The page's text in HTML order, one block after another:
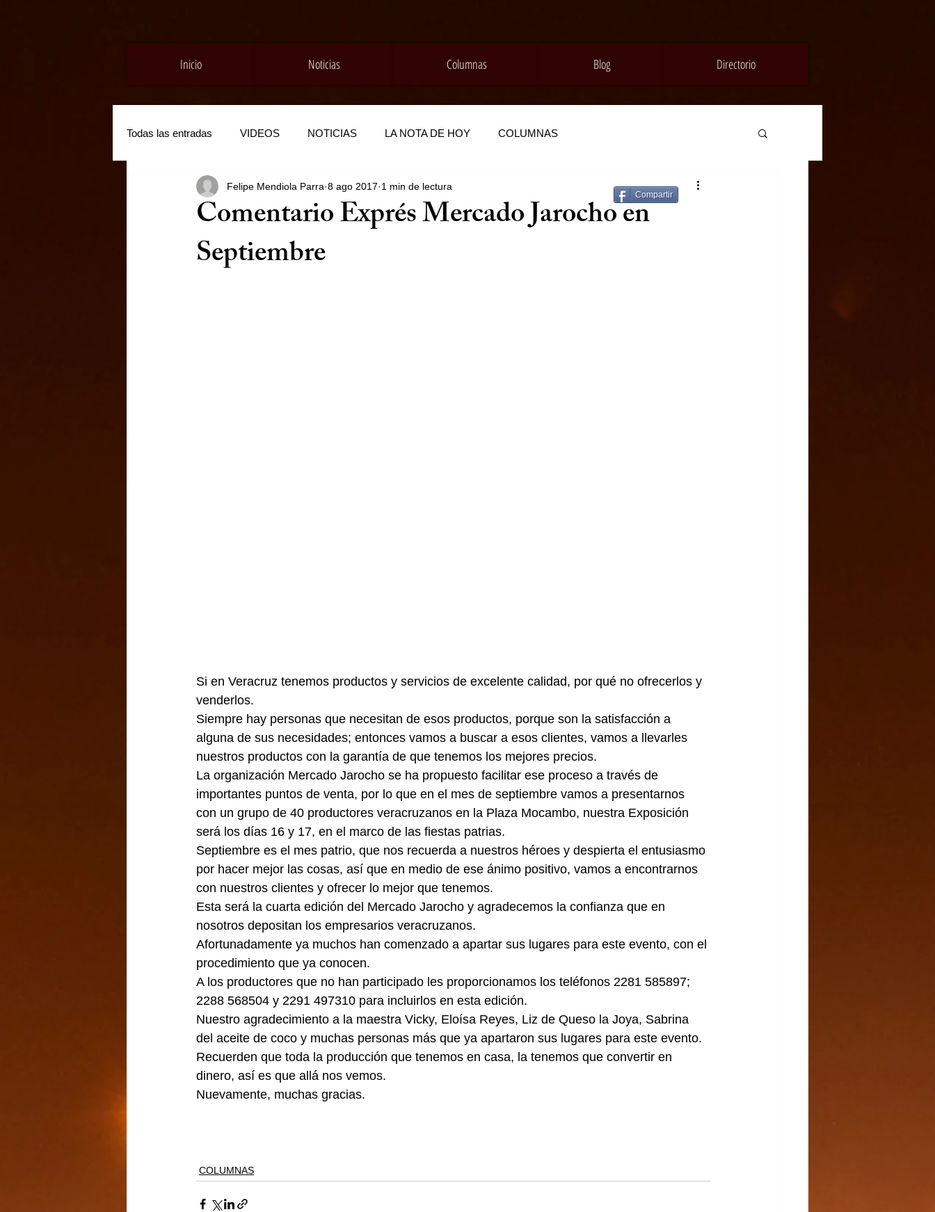
Inicio Noticias Columnas Blog Directorio
Todas las entradas VIDEOS NOTICIAS LA NOTA DE HOY COLUMNAS
Comentario Exprés Mercado Jarocho en
Septiembre
Felipe Mendiola Parra 8 ago 2017 1 min de lectura
Si en Veracruz tenemos productos y servicios de excelente calidad, por qué no ofrecerlos y
venderlos.
Siempre hay personas que necesitan de esos productos, porque son la satisfacción a
alguna de sus necesidades; entonces vamos a buscar a esos clientes, vamos a llevarles
nuestros productos con la garantía de que tenemos los mejores precios.
La organización Mercado Jarocho se ha propuesto facilitar ese proceso a través de
importantes puntos de venta, por lo que en el mes de septiembre vamos a presentarnos
con un grupo de 40 productores veracruzanos en la Plaza Mocambo, nuestra Exposición
será los días 16 y 17, en el marco de las fiestas patrias.
Septiembre es el mes patrio, que nos recuerda a nuestros héroes y despierta el entusiasmo
por hacer mejor las cosas, así que en medio de ese ánimo positivo, vamos a encontrarnos
con nuestros clientes y ofrecer lo mejor que tenemos.
Esta será la cuarta edición del Mercado Jarocho y agradecemos la confianza que en
nosotros depositan los empresarios veracruzanos.
Afortunadamente ya muchos han comenzado a apartar sus lugares para este evento, con el
procedimiento que ya conocen.
A los productores que no han participado les proporcionamos los teléfonos 2281 585897;
2288 568504 y 2291 497310 para incluirlos en esta edición.
Nuestro agradecimiento a la maestra Vicky, Eloísa Reyes, Liz de Queso la Joya, Sabrina
del aceite de coco y muchas personas más que ya apartaron sus lugares para este evento.
Recuerden que toda la producción que tenemos en casa, la tenemos que convertir en
dinero, así es que allá nos vemos.
Nuevamente, muchas gracias.
COLUMNAS
Compartir